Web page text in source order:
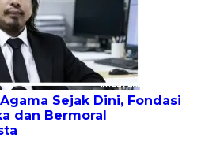
Sejak Dini, Fondasi
dan Bermoral